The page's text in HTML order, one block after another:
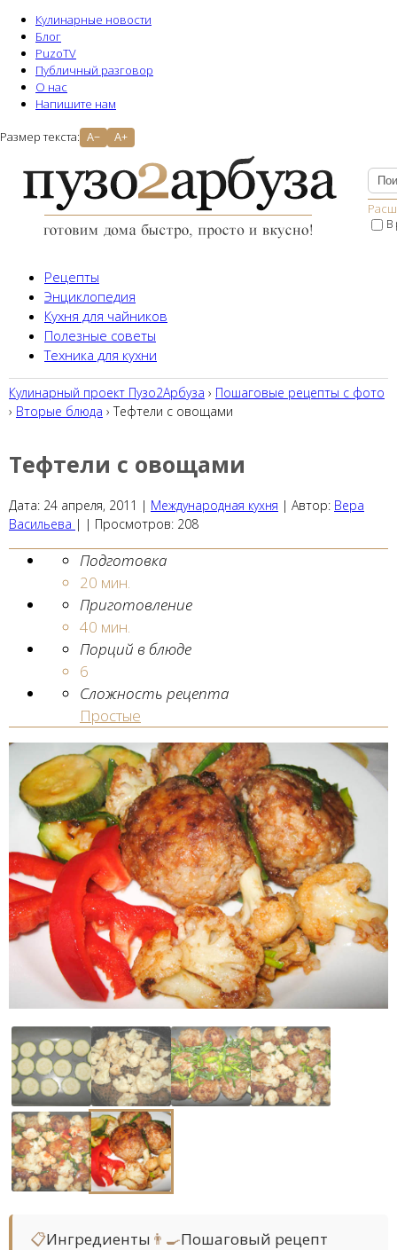
Кулинарные новости
Блог
PuzoTV
Публичный разговор
О нас
Напишите нам
Размер текста: A− A+
В
Рецепты
Энциклопедия
Кухня для чайников
Полезные советы
Техника для кухни
Кулинарный проект Пузо2Aрбуза › Пошаговые рецепты с фото
› Вторые блюда › Тефтели с овощами
Тефтели с овощами
Дата: 24 апреля, 2011 | Международная кухня | Автор: Вера
Васильева | | Просмотров: 208
Подготовка
20 мин.
Приготовление
40 мин.
Порций в блюде
6
Сложность рецепта
Простые
📋Ингредиенты 👨‍🍳Пошаговый рецепт